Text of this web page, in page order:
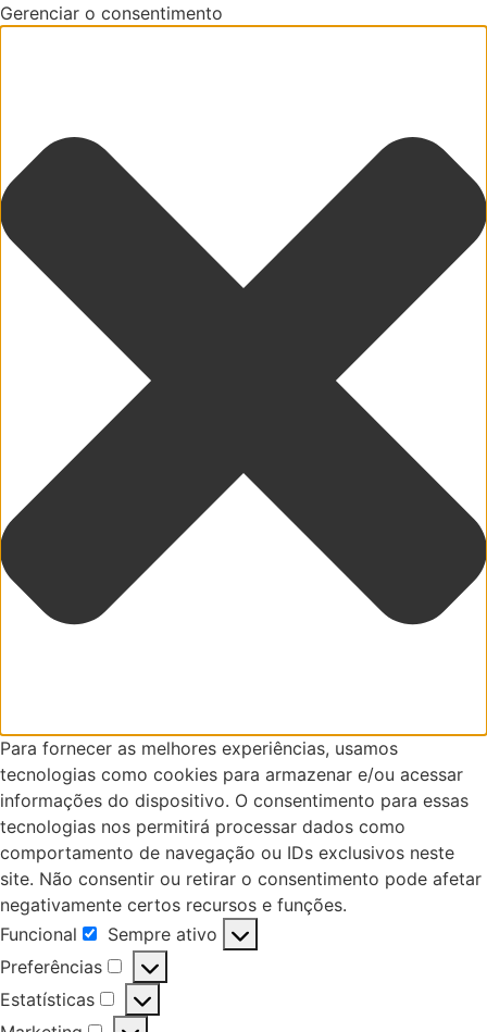
Gerenciar o consentimento
Para fornecer as melhores experiências, usamos
tecnologias como cookies para armazenar e/ou acessar
informações do dispositivo. O consentimento para essas
tecnologias nos permitirá processar dados como
comportamento de navegação ou IDs exclusivos neste
site. Não consentir ou retirar o consentimento pode afetar
negativamente certos recursos e funções.
Funcional
Funcional
Sempre ativo
Preferências
Preferências
Estatísticas
Estatísticas